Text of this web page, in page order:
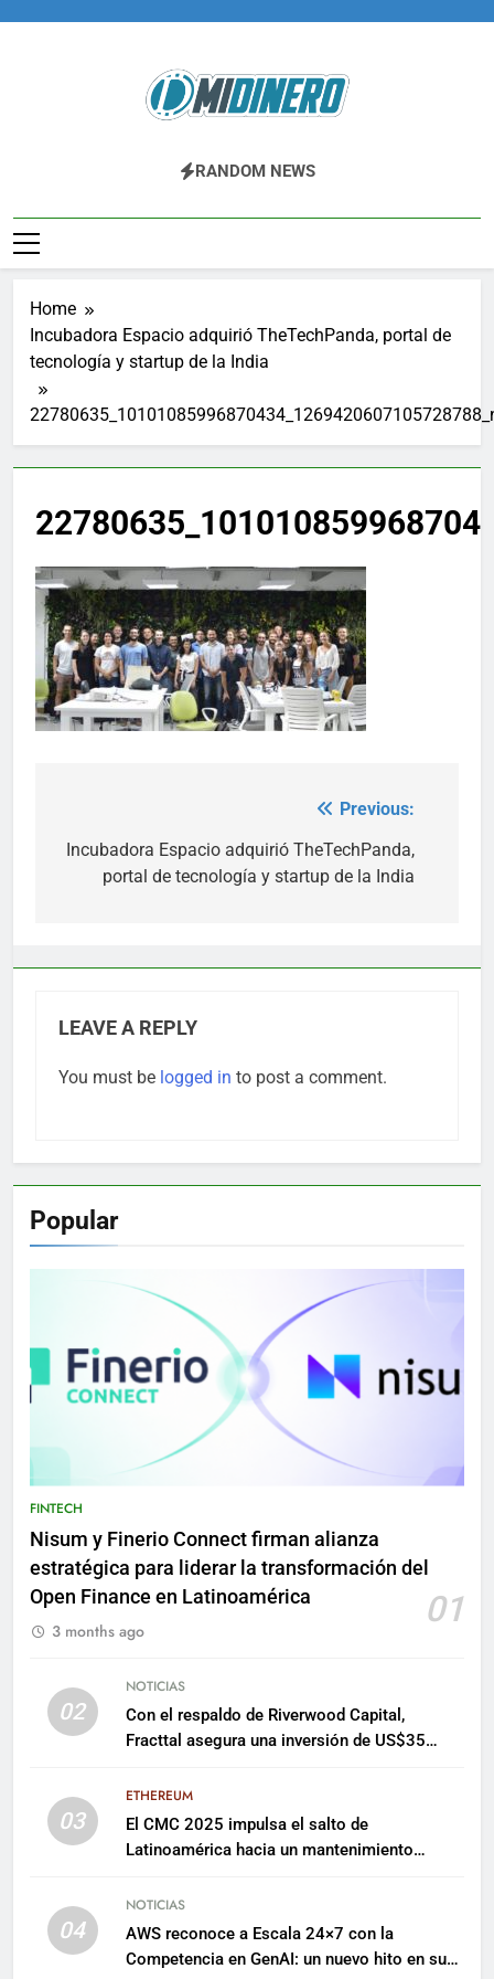
Midinero.co
Fintech, Criptomonedas
RANDOM NEWS
Home
Incubadora Espacio adquirió TheTechPanda, portal de
tecnología y startup de la India
navigation
Previous:
Incubadora Espacio adquirió TheTechPanda,
portal de tecnología y startup de la India
LEAVE A REPLY
You must be logged in to post a comment.
Popular
FINTECH
Nisum y Finerio Connect firman alianza
estratégica para liderar la transformación del
Open Finance en Latinoamérica
01
3 months ago
02
NOTICIAS
Con el respaldo de Riverwood Capital,
Fracttal asegura una inversión de US$35
03
ETHEREUM
El CMC 2025 impulsa el salto de
Latinoamérica hacia un mantenimiento
04
NOTICIAS
AWS reconoce a Escala 24×7 con la
Competencia en GenAI: un nuevo hito en su